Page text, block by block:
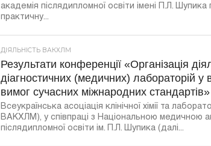
академія післядипломної освіти імені П.Л.
практичну...
ДІЯЛЬНІСТЬ ВАКХЛМ
Результати конференції «Організація
діагностичних (медичних) лабораторій у
вимог сучасних міжнародних стандартів»
Всеукраїнська асоціація клінічної хімії та
ВАКХЛМ), у співпраці з Національною медичною
післядипломної освіти ім. П.Л. Шупика (далі...